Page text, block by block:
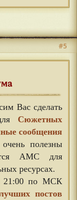
#5
Вас сделать
Сюжетных
сообщения
полезны
АМС для
ресурсах.
21:00 по МСК
постов